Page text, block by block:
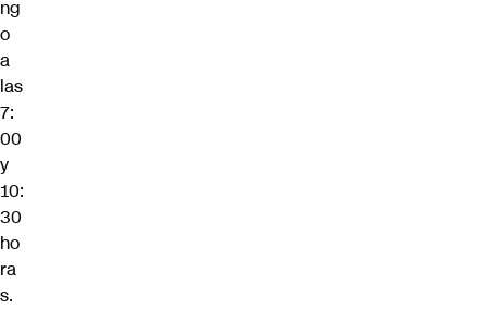
ng
o
a
las
7:
00
y
10:
30
ho
ra
s.